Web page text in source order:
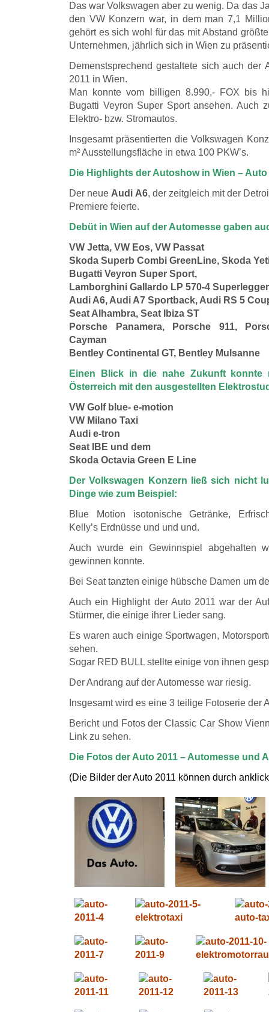
Das war Volkswagen aber zu wenig. Da das
den VW Konzern war, in dem man 7,1
gehört es sich wohl für das mit Abstand
Unternehmen, jährlich sich in Wien zu
Demenstsprechend gestaltete sich auch der
2011 in Wien.
Man konnte vom billigen 8.990,- FOX bis
Bugatti Veyron Super Sport ansehen. Auch
Elektro- bzw. Stromautos.
Insgesamt präsentierten die Volkswagen
m² Ausstellungsfläche in etwa 100 PKW’s.
Die Highlights der Autoshow in Wien – Auto
Der neue Audi A6, der zeitgleich mit der
Premiere feierte.
Debüt in Wien auf der Automesse gaben
VW Jetta, VW Eos, VW Passat
Skoda Superb Combi GreenLine, Skoda
Bugatti Veyron Super Sport,
Lamborghini Gallardo LP 570-4
Audi A6, Audi A7 Sportback, Audi RS 5
Seat Alhambra, Seat Ibiza ST
Porsche Panamera, Porsche 911,
Cayman
Bentley Continental GT, Bentley Mulsanne
Einen Blick in die nahe Zukunft konnte
Österreich mit den ausgestellten
VW Golf blue- e-motion
VW Milano Taxi
Audi e-tron
Seat IBE und dem
Skoda Octavia Green E Line
Der Volkswagen Konzern ließ sich nicht
Dinge wie zum Beispiel:
Blue Motion isotonische Getränke,
Kelly’s Erdnüsse und und und.
Auch wurde ein Gewinnspiel abgehalten
gewinnen konnte.
Bei Seat tanzten einige hübsche Damen um
Auch ein Highlight der Auto 2011 war der
Stürmer, die einige ihrer Lieder sang.
Es waren auch einige Sportwagen,
sehen.
Sogar RED BULL stellte einige von ihnen
Der Andrang auf der Automesse war riesig.
Insgesamt wird es eine 3 teilige Fotoserie der
Bericht und Fotos der Classic Car Show
Link zu sehen.
Die Fotos der Auto 2011 – Automesse und
(Die Bilder der Auto 2011 können durch